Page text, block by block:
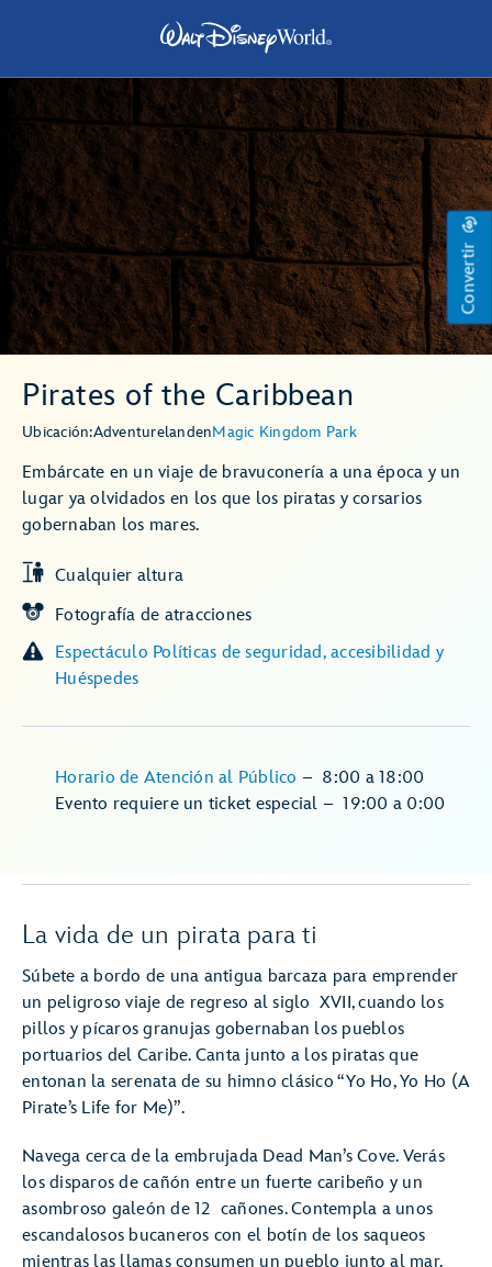
Convertir
Pirates of the Caribbean
Ubicación:AdventurelandenMagic Kingdom Park
Embárcate en un viaje de bravuconería a una época y un
lugar ya olvidados en los que los piratas y corsarios
gobernaban los mares.
Cualquier altura
Fotografía de atracciones
Espectáculo Políticas de seguridad, accesibilidad y
Huéspedes
Horario de Atención al Público – 8:00 a 18:00
Evento requiere un ticket especial –19:00 a 0:00
La vida de un pirata para ti
Súbete a bordo de una antigua barcaza para emprender
un peligroso viaje de regreso al siglo XVII, cuando los
pillos y pícaros granujas gobernaban los pueblos
portuarios del Caribe. Canta junto a los piratas que
entonan la serenata de su himno clásico “Yo Ho, Yo Ho (A
Pirate’s Life for Me)”.
Navega cerca de la embrujada Dead Man’s Cove. Verás
los disparos de cañón entre un fuerte caribeño y un
asombroso galeón de 12 cañones. Contempla a unos
escandalosos bucaneros con el botín de los saqueos
mientras las llamas consumen un pueblo junto al mar.